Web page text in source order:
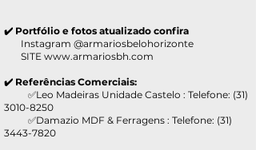
✔️ Portfólio e fotos atualizado confira
Instagram @armariosbelohorizonte
SITE www.armariosbh.com
✔️ Referências Comerciais:
✅Leo Madeiras Unidade Castelo : Telefone: (31)
3010-8250
✅Damazio MDF & Ferragens : Telefone: (31)
3443-7820